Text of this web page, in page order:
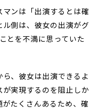
ンは「出演するとは確
側は、彼女の出演がグ
とを不満に思っていた
ら、彼女は出演できるよ
実現するのを阻止しか
たくさんあるため、確